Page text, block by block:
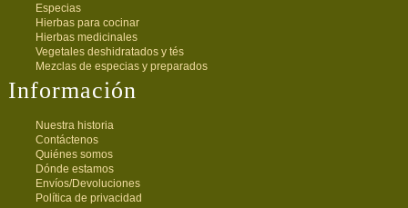
Especias
Hierbas para cocinar
Hierbas medicinales
Vegetales deshidratados y tés
Mezclas de especias y preparados
Información
Nuestra historia
Contáctenos
Quiénes somos
Dónde estamos
Envíos/Devoluciones
Política de privacidad